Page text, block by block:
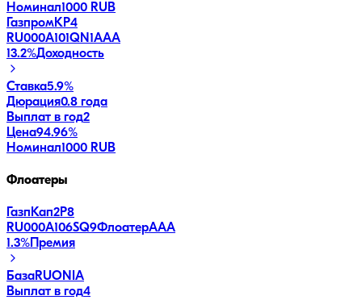
Номинал1000 RUB
ГазпромКP4
RU000A101QN1AAA
13.2%Доходность
Ставка5.9%
Дюрация0.8 года
Выплат в год2
Цена94.96%
Номинал1000 RUB
Флоатеры
ГазпКап2P8
RU000A106SQ9ФлоатерAAA
1.3%Премия
БазаRUONIA
Выплат в год4